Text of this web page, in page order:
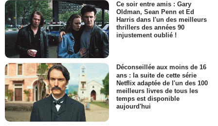
Ce soir entre amis : Gary
Oldman, Sean Penn et Ed
Harris dans l'un des meilleurs
thrillers des années 90
injustement oublié !
Déconseillée aux moins de 16
ans : la suite de cette série
Netflix adaptée de l'un des 100
meilleurs livres de tous les
temps est disponible
aujourd'hui